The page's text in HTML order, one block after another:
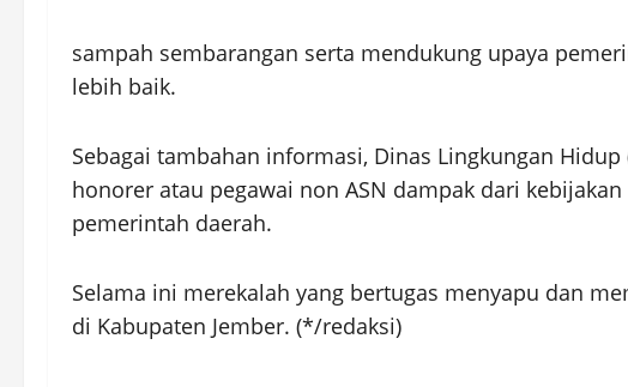
sampah sembarangan serta mendukung upaya
lebih baik.
Sebagai tambahan informasi, Dinas Lingkungan
honorer atau pegawai non ASN dampak dari
pemerintah daerah.
Selama ini merekalah yang bertugas menyapu dan
di Kabupaten Jember. (*/redaksi)